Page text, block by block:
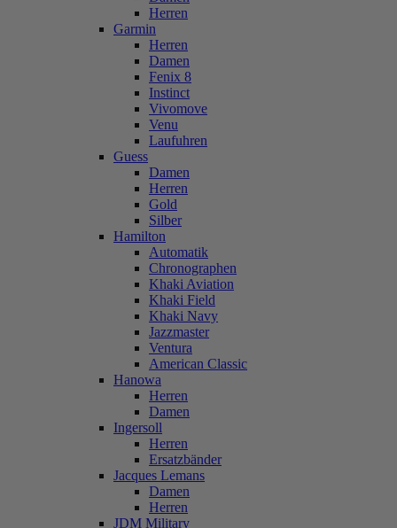
Herren
Garmin
Herren
Damen
Fenix 8
Instinct
Vivomove
Venu
Laufuhren
Guess
Damen
Herren
Gold
Silber
Hamilton
Automatik
Chronographen
Khaki Aviation
Khaki Field
Khaki Navy
Jazzmaster
Ventura
American Classic
Hanowa
Herren
Damen
Ingersoll
Herren
Ersatzbänder
Jacques Lemans
Damen
Herren
JDM Military